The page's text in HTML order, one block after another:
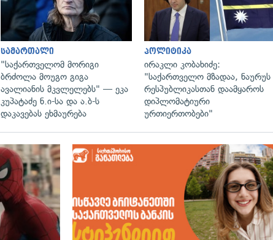
სამართალი
"საქართველომ მორიგი
ბრძოლა მოუგო გიგა
ავალიანის მკვლელებს" — ეკა
კუპატაძე ნ.ი-სა და ა.ბ-ს
დაკავებას ეხმაურება
პოლიტიკა
ირაკლი კობახიძე:
"საქართველო მზადაა, ნაურუს
რესპუბლიკასთან დაამყაროს
დიპლომატიური
ურთიერთობები"